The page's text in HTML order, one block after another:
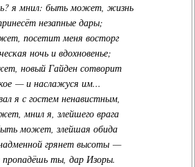
я мнил: быть может, жизнь
незапные дары;
посетит меня восторг
ночь и вдохновенье;
новый Гайден сотворит
— и наслажуся им...
я с гостем ненавистным,
мнил я, злейшего врага
может, злейшая обида
грянет высоты —
пропадёшь ты, дар Изоры.